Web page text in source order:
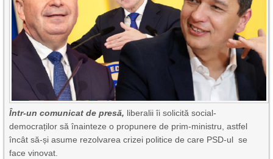
Într-un comunicat de presă, liberalii îi solicită social-
democraților să înainteze o propunere de prim-ministru, astfel
încât să-și asume rezolvarea crizei politice de care PSD-ul se
face vinovat.